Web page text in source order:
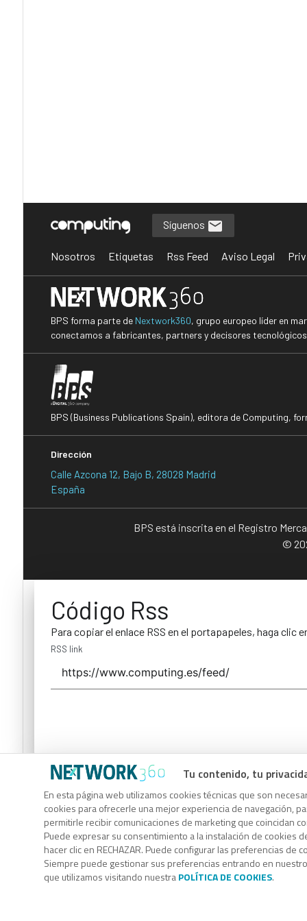
Tu contenido, tu
En esta página web utilizamos cookies técnicas que son
cookies para ofrecerle una mejor experiencia de navegación,
permitirle recibir comunicaciones de marketing que coincidan
Puede expresar su consentimiento a la instalación de cookies
hacer clic en RECHAZAR. Puede configurar las preferencias de
Siempre puede gestionar sus preferencias entrando en
que utilizamos visitando nuestraPOLÍTICA DE COOKIES.
Síguenos
Nosotros Etiquetas Rss Feed Aviso Legal
BPS forma parte de Nextwork360, grupo europeo líder en
conectamos a fabricantes, partners y decisores
BPS (Business Publications Spain), editora de Computing,
Dirección
Calle Azcona 12, Bajo B, 28028 Madrid
España
BPS está inscrita en el Registro
©
Código Rss
Para copiar el enlace RSS en el portapapeles, haga clic
RSS link
Código Rss
Para copiar el enlace RSS en el portapapeles, haga clic
RSS link